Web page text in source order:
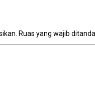
Ruas yang wajib